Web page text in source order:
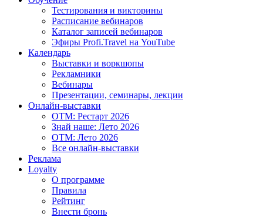
Тестирования и викторины
Расписание вебинаров
Каталог записей вебинаров
Эфиры Profi.Travel на YouTube
Календарь
Выставки и воркшопы
Рекламники
Вебинары
Презентации, семинары, лекции
Онлайн-выставки
OTM: Рестарт 2026
Знай наше: Лето 2026
OTM: Лето 2026
Все онлайн-выставки
Реклама
Loyalty
О программе
Правила
Рейтинг
Внести бронь